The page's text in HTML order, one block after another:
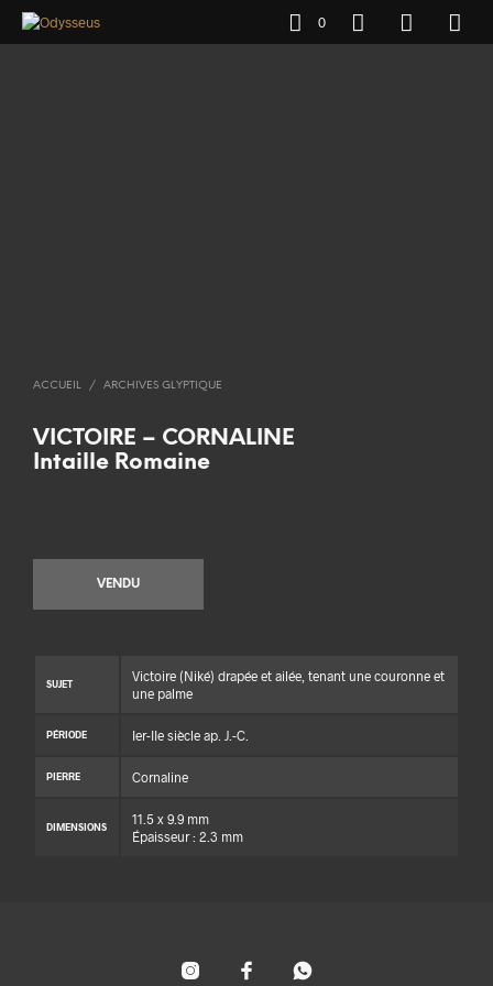
0
ACCUEIL / ARCHIVES GLYPTIQUE
VICTOIRE – CORNALINE
Intaille Romaine
VENDU
SUJET
Victoire (Niké) drapée et ailée, tenant une couronne et
une palme
PÉRIODE Ier-IIe siècle ap. J.-C.
PIERRE Cornaline
DIMENSIONS
11.5 x 9.9 mm
Épaisseur : 2.3 mm